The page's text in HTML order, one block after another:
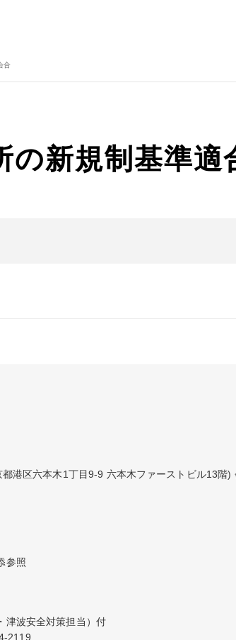
合
の新規制基準適
港区六本木1丁目9-9 六本木ファーストビル13階)
参照
津波安全対策担当）付
2119